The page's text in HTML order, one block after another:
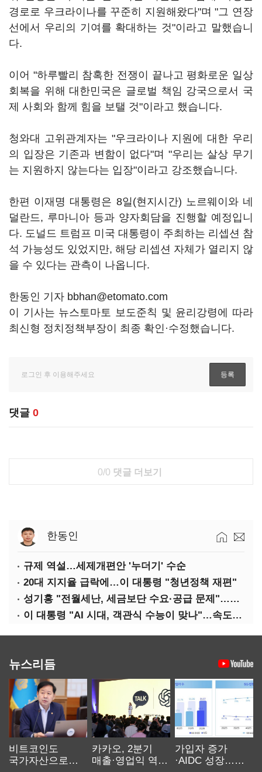
경로로 우크라이나를 꾸준히 지원해왔다"며 "그 연장
선에서 우리의 기여를 확대하는 것"이라고 말했습니
다.
이어 "하루빨리 참혹한 전쟁이 끝나고 평화로운 일상
회복을 위해 대한민국은 글로벌 책임 강국으로서 국
제 사회와 함께 힘을 보탤 것"이라고 했습니다.
청와대 고위관계자는 "우크라이나 지원에 대한 우리
의 입장은 기존과 변함이 없다"며 "우리는 살상 무기
는 지원하지 않는다는 입장"이라고 강조했습니다.
한편 이재명 대통령은 8일(현지시간) 노르웨이와 네
덜란드, 루마니아 등과 양자회담을 진행할 예정입니
다. 도널드 트럼프 미국 대통령이 주최하는 리셉션 참
석 가능성도 있었지만, 해당 리셉션 자체가 열리지 않
을 수 있다는 관측이 나옵니다.
한동인 기자 bbhan@etomato.com
이 기사는 뉴스토마토 보도준칙 및 윤리강령에 따라
최신형 정치정책부장이 최종 확인·수정했습니다.
댓글 0
0/0 댓글 더보기
한동인
규제 역설…세제개편안 '누더기' 수순
20대 지지율 급락에…이 대통령 "청년정책 재편"
성기홍 "전월세난, 세금보단 수요·공급 문제"…닥공 시사
이 대통령 "AI 시대, 객관식 수능이 맞나"…속도전 '경계'
뉴스리듬
비트코인도
국가자산으로…'
카카오, 2분기
매출·영업익 역대
가입자 증가
·AIDC 성장…